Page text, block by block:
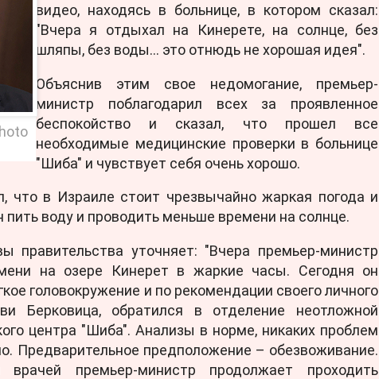
видео, находясь в больнице, в котором сказал:
"Вчера я отдыхал на Кинерете, на солнце, без
шляпы, без воды… это отнюдь не хорошая идея".
Объяснив этим свое недомогание, премьер-
министр поблагодарил всех за проявленное
беспокойство и сказал, что прошел все
необходимые медицинские проверки в больнице
"Шиба" и чувствует себя очень хорошо.
что в Израиле стоит чрезвычайно жаркая погода и
пить воду и проводить меньше времени на солнце.
правительства уточняет: "Вчера премьер-министр
на озере Кинерет в жаркие часы. Сегодня он
головокружение и по рекомендации своего личного
Берковица, обратился в отделение неотложной
центра "Шиба". Анализы в норме, никаких проблем
Предварительное предположение – обезвоживание.
врачей премьер-министр продолжает проходить